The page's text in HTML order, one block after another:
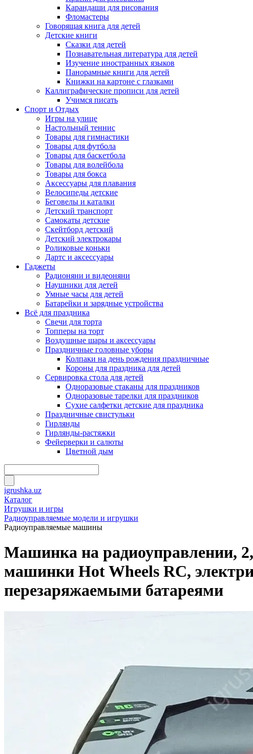
Карандаши для рисования
Фломастеры
Говорящая книга для детей
Детские книги
Сказки для детей
Познавательная литература для детей
Изучение иностранных языков
Панорамные книги для детей
Книжки на картоне с глазками
Каллиграфические прописи для детей
Учимся писать
Спорт и Отдых
Игры на улице
Настольный теннис
Товары для гимнастики
Товары для футбола
Товары для баскетбола
Товары для волейбола
Товары для бокса
Аксессуары для плавания
Велосипеды детские
Беговелы и каталки
Детский транспорт
Самокаты детские
Скейтборд детский
Детский электрокары
Роликовые коньки
Дартс и аксессуары
Гаджеты
Радионяни и видеоняни
Наушники для детей
Умные часы для детей
Батарейки и зарядные устройства
Всё для праздника
Свечи для торта
Топперы на торт
Воздушные шары и аксессуары
Праздничные головные уборы
Колпаки на день рождения праздничные
Короны для праздника для детей
Сервировка стола для детей
Одноразовые стаканы для праздников
Одноразовые тарелки для праздников
Сухие салфетки детские для праздника
Праздничные свистульки
Гирлянды
Гирлянды-растяжки
Фейерверки и салюты
Цветной дым
igrushka.uz
Каталог
Игрушки и игры
Радиоуправляемые модели и игрушки
Радиоуправляемые машины
Машинка на радиоуправлении,
машинки Hot Wheels RC,
перезаряжаемыми батареями